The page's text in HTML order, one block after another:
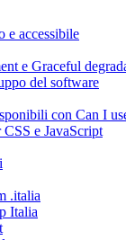
e accessibile
e Graceful
del software
con Can I
e JavaScript
.italia
Italia